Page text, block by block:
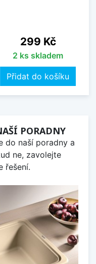
Cena
299 Kč
2 ks skladem
Přidat do košíku
PORADNY
do naší poradny a
ne, zavolejte
řešení.